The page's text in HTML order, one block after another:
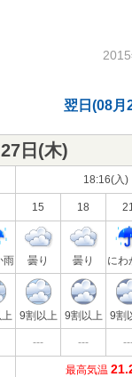
翌日(08月
日(木)
18:16(入)
15 18
雨 曇り 曇り にわ
9割以上 9割以上 9割
--- ---
最高気温